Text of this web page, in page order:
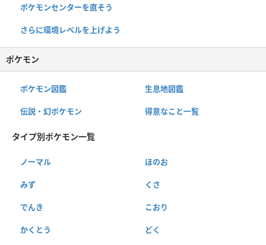
ポケモンセンターを直そう
さらに環境レベルを上げよう
ポケモン
ポケモン図鑑 生息地図鑑
伝説・幻ポケモン 得意なこと一覧
タイプ別ポケモン一覧
ノーマル ほのお
みず くさ
でんき こおり
かくとう どく